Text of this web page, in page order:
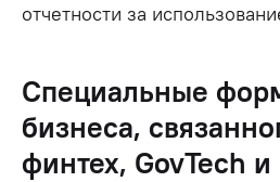
отчетности за
Специальные
бизнеса,
финтех, GovTech